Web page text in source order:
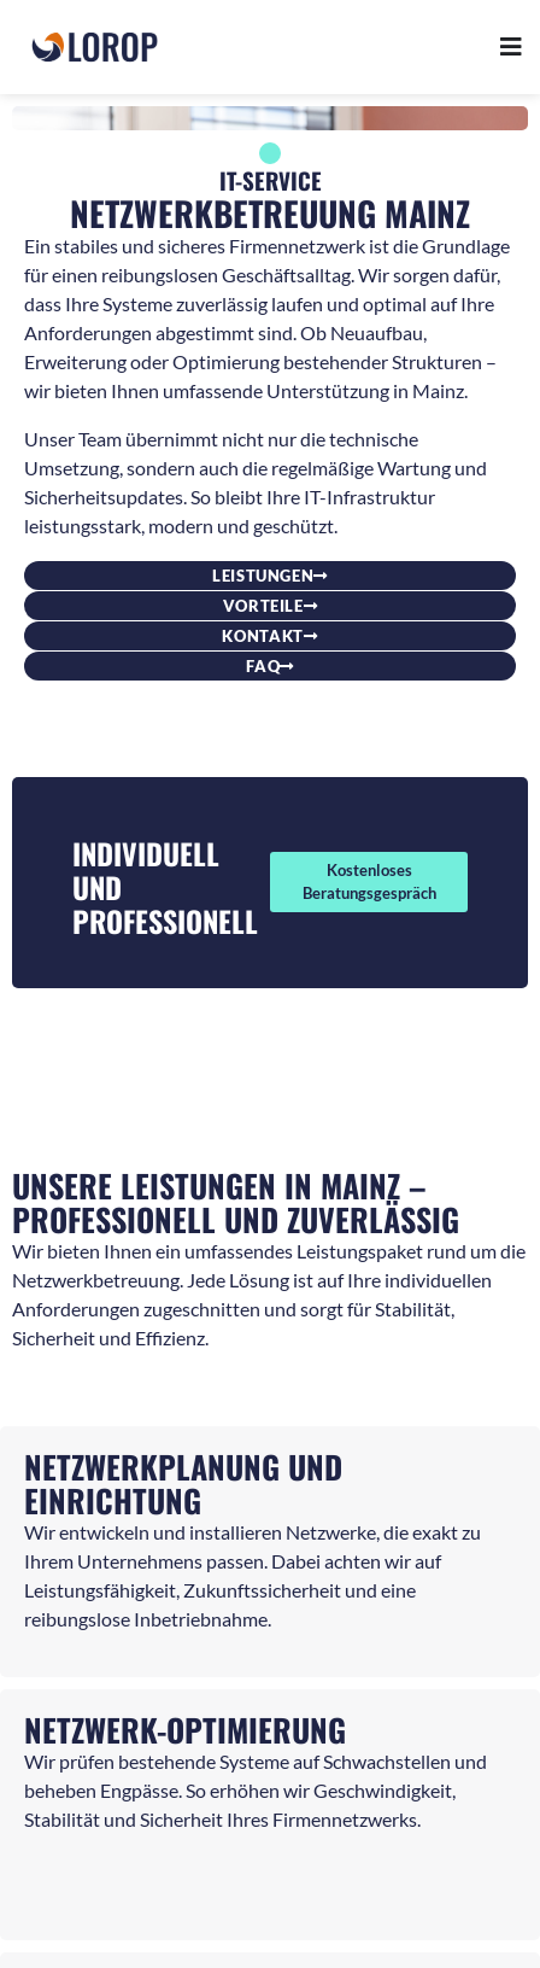
IT-SERVICE
NETZWERKBETREUUNG MAINZ
Ein stabiles und sicheres Firmennetzwerk ist die Grundlage
für einen reibungslosen Geschäftsalltag. Wir sorgen dafür,
dass Ihre Systeme zuverlässig laufen und optimal auf Ihre
Anforderungen abgestimmt sind. Ob Neuaufbau,
Erweiterung oder Optimierung bestehender Strukturen –
wir bieten Ihnen umfassende Unterstützung in Mainz.
Unser Team übernimmt nicht nur die technische
Umsetzung, sondern auch die regelmäßige Wartung und
Sicherheitsupdates. So bleibt Ihre IT-Infrastruktur
leistungsstark, modern und geschützt.
LEISTUNGEN
VORTEILE
KONTAKT
FAQ
INDIVIDUELL
UND
PROFESSIONELL
Kostenloses
Beratungsgespräch
UNSERE LEISTUNGEN IN MAINZ –
PROFESSIONELL UND ZUVERLÄSSIG
Wir bieten Ihnen ein umfassendes Leistungspaket rund um die
Netzwerkbetreuung. Jede Lösung ist auf Ihre individuellen
Anforderungen zugeschnitten und sorgt für Stabilität,
Sicherheit und Effizienz.
NETZWERKPLANUNG UND
EINRICHTUNG
Wir entwickeln und installieren Netzwerke, die exakt zu
Ihrem Unternehmens passen. Dabei achten wir auf
Leistungsfähigkeit, Zukunftssicherheit und eine
reibungslose Inbetriebnahme.
NETZWERK-OPTIMIERUNG
Wir prüfen bestehende Systeme auf Schwachstellen und
beheben Engpässe. So erhöhen wir Geschwindigkeit,
Stabilität und Sicherheit Ihres Firmennetzwerks.